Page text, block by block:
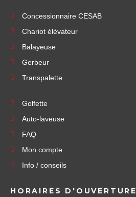
Concessionnaire CESAB
Chariot élévateur
Balayeuse
Gerbeur
Transpalette
Golfette
Auto-laveuse
FAQ
Mon compte
Info / conseils
HORAIRES D'OUVERTURE